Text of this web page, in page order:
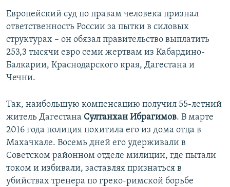
Европейский суд по правам человека признал
ответственность России за пытки в силовых
структурах – он обязал правительство выплатить
253,3 тысячи евро семи жертвам из Кабардино-
Балкарии, Краснодарского края, Дагестана и
Чечни.
Так, наибольшую компенсацию получил 55-летний
житель Дагестана Султанхан Ибрагимов. В марте
2016 года полиция похитила его из дома отца в
Махачкале. Восемь дней его удерживали в
Советском районном отделе милиции, где пытали
током и избивали, заставляя признаться в
убийствах тренера по греко-римской борьбе